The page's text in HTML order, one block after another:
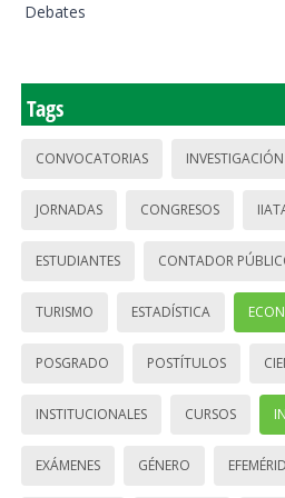
Debates
Tags
CONVOCATORIAS INVESTIGACIÓN
JORNADAS CONGRESOS
ESTUDIANTES CONTADOR
TURISMO ESTADÍSTICA
POSGRADO POSTÍTULOS
INSTITUCIONALES CURSOS
EXÁMENES GÉNERO